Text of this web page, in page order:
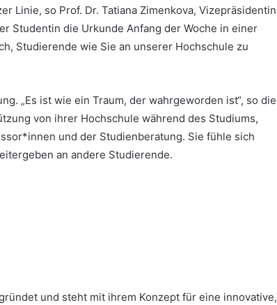
Linie, so Prof. Dr. Tatiana Zimenkova, Vizepräsidentin
Studentin die Urkunde Anfang der Woche in einer
Studierende wie Sie an unserer Hochschule zu
„Es ist wie ein Traum, der wahrgeworden ist“, so die
von ihrer Hochschule während des Studiums,
und der Studienberatung. Sie fühle sich
an andere Studierende.
und steht mit ihrem Konzept für eine innovative,